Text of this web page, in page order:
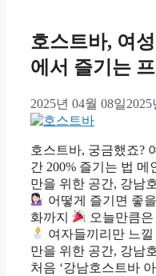
호스트바, 여
에서 즐기는
2025년 04월 08일2025
호스트바, 궁금했죠?
간 200% 즐기는 법
만을 위한 공간, 강남
어떻게 즐기면 좋
화까지
오늘만큼
여자들끼리만 느
만을 위한 공간, 강남
처음 ‘강남호스트바